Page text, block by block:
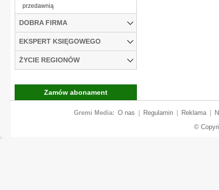
przedawnią
DOBRA FIRMA
EKSPERT KSIĘGOWEGO
ŻYCIE REGIONÓW
Zamów abonament
Gremi Media: O nas Regulamin Reklama
©